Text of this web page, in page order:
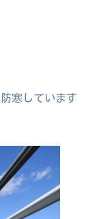
寒しています